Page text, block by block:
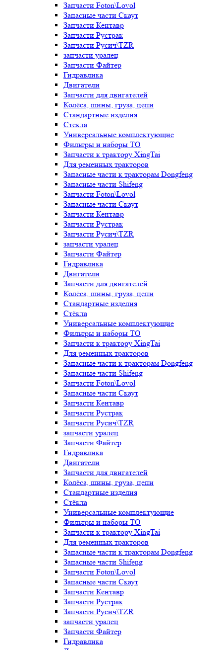
Запчасти Foton\Lovol
Запасные части Скаут
Запчасти Кентавр
Запчасти Рустрак
Запчасти Русич\TZR
запчасти уралец
Запчасти Файтер
Гидравлика
Двигатели
Запчасти для двигателей
Колёса, шины, груза, цепи
Стандартные изделия
Стёкла
Универсальные комплектующие
Фильтры и наборы ТО
Запчасти к трактору XingTai
Для ременных тракторов
Запасные части к тракторам Dongfeng
Запасные части Shifeng
Запчасти Foton\Lovol
Запасные части Скаут
Запчасти Кентавр
Запчасти Рустрак
Запчасти Русич\TZR
запчасти уралец
Запчасти Файтер
Гидравлика
Двигатели
Запчасти для двигателей
Колёса, шины, груза, цепи
Стандартные изделия
Стёкла
Универсальные комплектующие
Фильтры и наборы ТО
Запчасти к трактору XingTai
Для ременных тракторов
Запасные части к тракторам Dongfeng
Запасные части Shifeng
Запчасти Foton\Lovol
Запасные части Скаут
Запчасти Кентавр
Запчасти Рустрак
Запчасти Русич\TZR
запчасти уралец
Запчасти Файтер
Гидравлика
Двигатели
Запчасти для двигателей
Колёса, шины, груза, цепи
Стандартные изделия
Стёкла
Универсальные комплектующие
Фильтры и наборы ТО
Запчасти к трактору XingTai
Для ременных тракторов
Запасные части к тракторам Dongfeng
Запасные части Shifeng
Запчасти Foton\Lovol
Запасные части Скаут
Запчасти Кентавр
Запчасти Рустрак
Запчасти Русич\TZR
запчасти уралец
Запчасти Файтер
Гидравлика